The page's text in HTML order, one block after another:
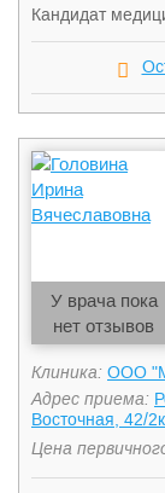
Кандидат
опытом работы
Опыт работы в
английским,
У врача пока
нет отзывов
Клиника: ООО
Адрес приема:
Восточная, 42/
Цена